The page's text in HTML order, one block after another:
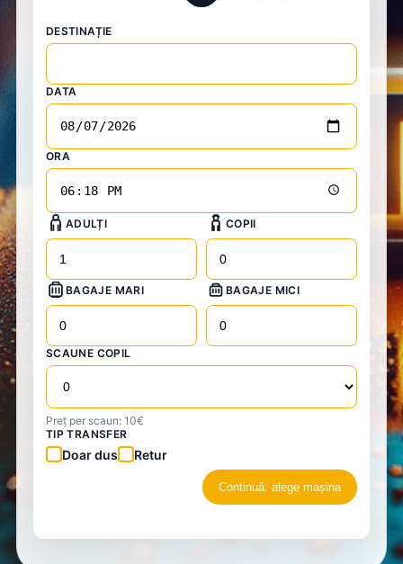
DESTINAȚIE
DATA
ORA
ADULȚI COPII
BAGAJE MARI BAGAJE MICI
SCAUNE COPIL
Preț per scaun: 10€
TIP TRANSFER
Doar dus Retur
Continuă: alege mașina